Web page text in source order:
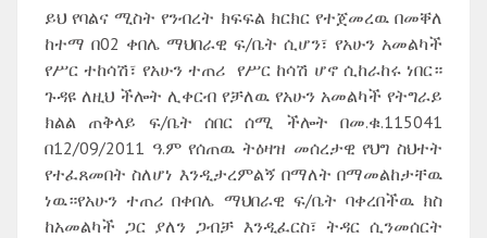
ይህ የባልና ሚስት የንብረት ክፍፍል ክርክር የተጀመረዉ በመቐለ
ከተማ በ02 ቀበሌ ማህበራዊ ፍ/ቤት ሲሆን፣ የአሁን አመልካች
የሥር ተከሳሽ፣ የአሁን ተጠሪ የሥር ከሳሽ ሆኖ ሲከራከሩ ነበር።
ጉዳዩ ለዚህ ችሎት ሊቀርብ የቻለዉ የአሁን አመልካች የትግራይ
ክልል ጠቅላይ ፍ/ቤት ሰበር ሰሚ ችሎት በመ.ቁ.115041
በ12/09/2011 ዓ.ም የሰጠዉ ትዕዛዝ መሰረታዊ የህግ ስህተት
የተፈጸመበት ስለሆነ እንዲታረምልኝ በማለት በማመልከታቸዉ
ነዉ።የአሁን ተጠሪ በቀበሌ ማህበራዊ ፍ/ቤት ባቀረበችዉ ክስ
ከአመልካች ጋር ያለን ጋብቻ እንዲፈርስ፣ ትዳር ሲንመሰርት